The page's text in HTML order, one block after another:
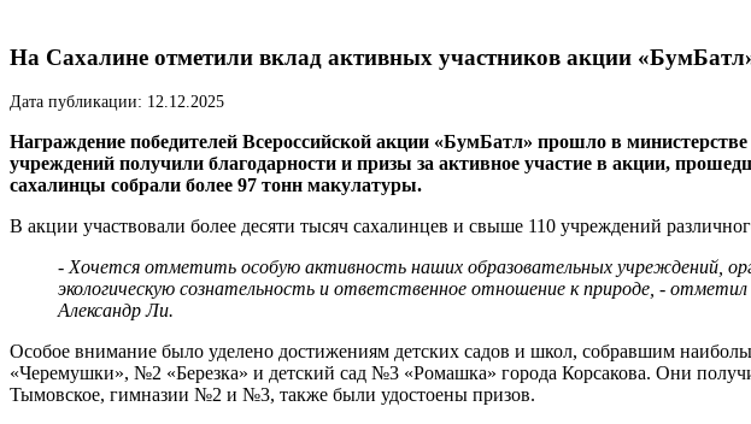
На Сахалине отметили вклад активных участников акции
Дата публикации: 12.12.2025
Награждение победителей Всероссийской акции «БумБатл» прошло в
учреждений получили благодарности и призы за активное участие в акции,
сахалинцы собрали более 97 тонн макулатуры.
В акции участвовали более десяти тысяч сахалинцев и свыше 110 учреждений
- Хочется отметить особую активность наших образовательных учреждений,
экологическую сознательность и ответственное отношение к природе, -
Александр Ли.
Особое внимание было уделено достижениям детских садов и школ, собравшим
«Черемушки», №2 «Березка» и детский сад №3 «Ромашка» города Корсакова. Они
Тымовское, гимназии №2 и №3, также были удостоены призов.